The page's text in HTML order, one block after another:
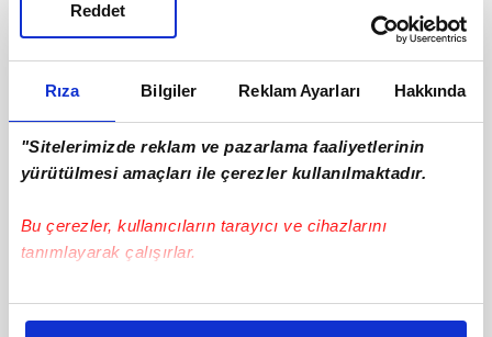
Rıza Bilgiler Reklam Ayarları Hakkında
"Sitelerimizde reklam ve pazarlama faaliyetlerinin
yürütülmesi amaçları ile çerezler kullanılmaktadır.
Bu çerezler, kullanıcıların tarayıcı ve cihazlarını
tanımlayarak çalışırlar.
Bu çerezlere izin vermeniz halinde sizlere özel
Reddet